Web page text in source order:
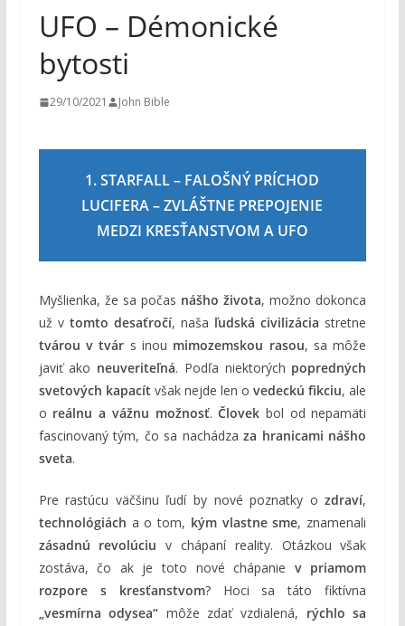
UFO – Démonické
bytosti
29/10/2021 John Bible
1. STARFALL – FALOŠNÝ PRÍCHOD
LUCIFERA – ZVLÁŠTNE PREPOJENIE
MEDZI KRESŤANSTVOM A UFO
Myšlienka, že sa počas nášho života, možno dokonca
už v tomto desaťročí, naša ľudská civilizácia stretne
tvárou v tvár s inou mimozemskou rasou, sa môže
javiť ako neuveriteľná. Podľa niektorých popredných
svetových kapacít však nejde len ovedeckú fikciu, ale
o reálnu a vážnu možnosť.Človek bol od nepamäti
fascinovaný tým, čo sa nachádzaza hranicami nášho
sveta.
Pre rastúcu väčšinu ľudí by nové poznatky ozdraví,
technológiách a o tom, kým vlastne sme, znamenali
zásadnú revolúciu v chápaní reality. Otázkou však
zostáva, čo ak je toto nové chápanie v priamom
rozpore s kresťanstvom? Hoci sa táto fiktívna
„vesmírna odysea“ môže zdať vzdialená, rýchlo sa